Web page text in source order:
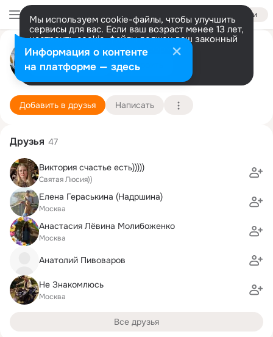
Войти
Мы используем cookie-файлы, чтобы улучшить
сервисы для вас. Если ваш возраст менее 13 лет,
настроить cookie-файлы должен ваш законный
представитель. Больше информации
Разрешить все Настроить
Сергей Пчелинцев
Москва 9 декабря (49 лет)
Подробнее
Добавить в друзья Написать
Друзья 47
Виктория счастье есть)))))
Cвятая Люсия))
Елена Гераськина (Надршина)
Москва
Анастасия Лёвина Молибоженко
Москва
Анатолий Пивоваров
Не Знакомлюсь
Москва
Все друзья
Информация о контенте
на платформе — здесь